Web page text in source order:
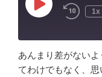
フ
＆
て
ん
Play
Episode 1x
Amazon
SHARE
あんまり差がない
てわけでもなく、